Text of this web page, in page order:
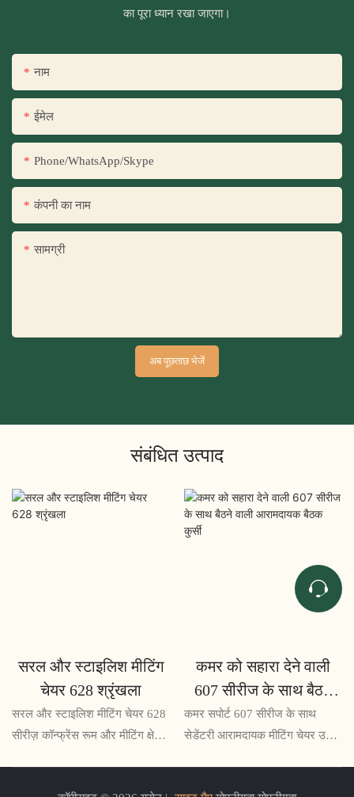
का पूरा ध्यान रखा जाएगा।
नाम
ईमेल
Phone/WhatsApp/Skype
कंपनी का नाम
सामग्री
अब पूछताछ भेजें
संबंधित उत्पाद
सरल और स्टाइलिश मीटिंग
चेयर 628 श्रृंखला
सरल और स्टाइलिश मीटिंग चेयर 628
सीरीज़ कॉन्फ्रेंस रूम और मीटिंग क्षेत्रों
कमर को सहारा देने वाली
607 सीरीज के साथ बैठने
वाली आरामदायक बैठक कुर्सी
कमर सपोर्ट 607 सीरीज के साथ
सेडेंटरी आरामदायक मीटिंग चेयर उन